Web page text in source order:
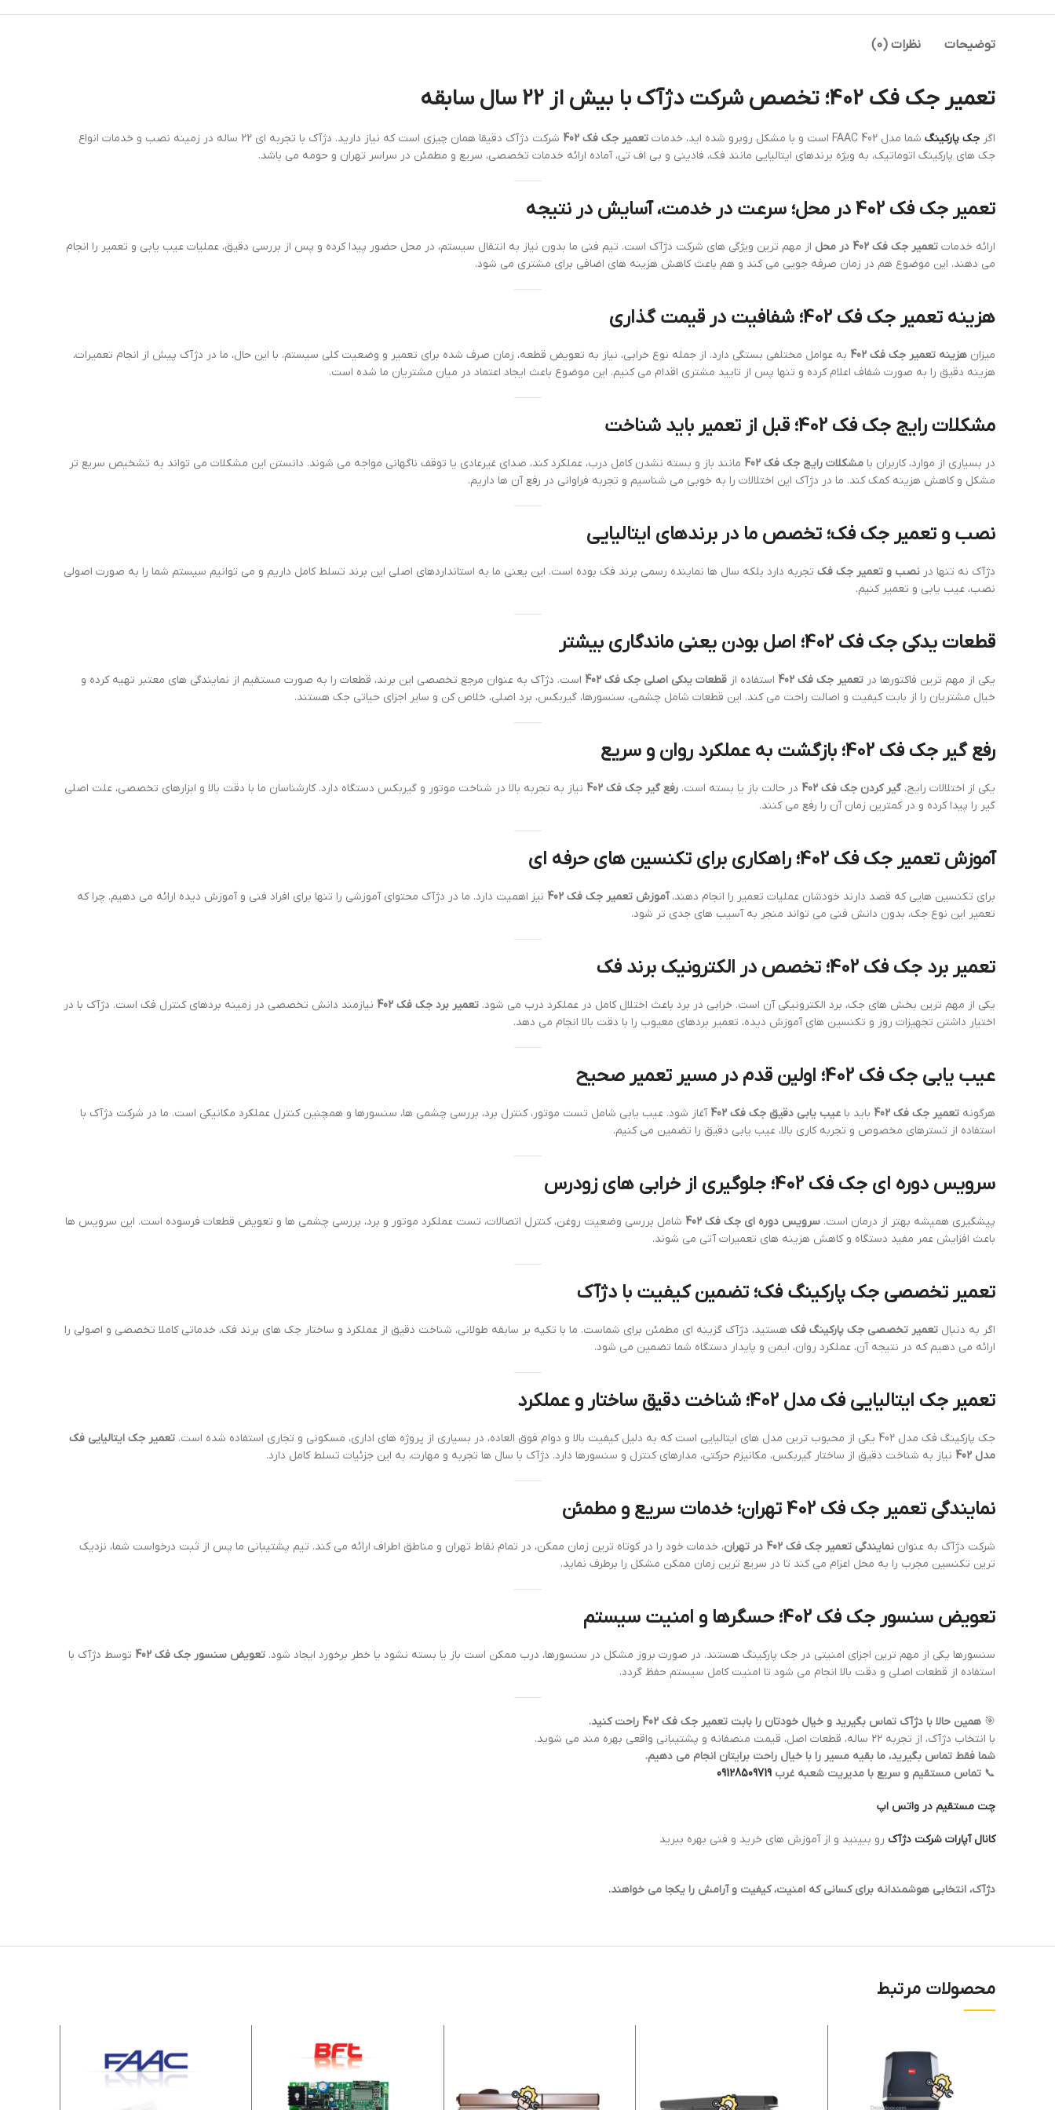
توضیحات نظرات (0)
تعمیر جک فک 402؛ تخصص شرکت دژآک با بیش از 22 سال سابقه
اگر جک پارکینگ شما مدل FAAC 402 است و با مشکل روبرو شده اید، خدمات تعمیر جک فک 402
شرکت دژآک دقیقا همان چیزی است که نیاز دارید. دژآک با تجربه ای 22 ساله در زمینه نصب و خدمات انواع
جک های پارکینگ اتوماتیک، به ویژه برندهای ایتالیایی مانند فک، فادینی و بی اف تی، آماده ارائه خدمات تخصصی، سریع و مطمئن در سراسر تهران و حومه می باشد.
تعمیر جک فک 402 در محل؛ سرعت در خدمت، آسایش در نتیجه
ارائه خدمات تعمیر جک فک 402 در محل
از مهم ترین ویژگی های شرکت دژآک است. تیم فنی ما بدون نیاز به انتقال سیستم، در محل حضور پیدا کرده و پس از بررسی دقیق، عملیات عیب یابی و تعمیر را انجام
می دهند. این موضوع هم در زمان صرفه جویی می کند و هم باعث کاهش هزینه های اضافی برای مشتری می شود.
هزینه تعمیر جک فک 402؛ شفافیت در قیمت گذاری
میزان هزینه تعمیر جک فک 402
به عوامل مختلفی بستگی دارد. از جمله نوع خرابی، نیاز به تعویض قطعه، زمان صرف شده برای تعمیر و وضعیت کلی سیستم. با این حال، ما در دژآک پیش از انجام تعمیرات،
هزینه دقیق را به صورت شفاف اعلام کرده و تنها پس از تایید مشتری اقدام می کنیم. این موضوع باعث ایجاد اعتماد در میان مشتریان ما شده است.
مشکلات رایج جک فک 402؛ قبل از تعمیر باید شناخت
در بسیاری از موارد، کاربران با مشکلات رایج جک فک 402
مانند باز و بسته نشدن کامل درب، عملکرد کند، صدای غیرعادی یا توقف ناگهانی مواجه می شوند. دانستن این مشکلات می تواند به تشخیص سریع تر
مشکل و کاهش هزینه کمک کند. ما در دژآک این اختلالات را به خوبی می شناسیم و تجربه فراوانی در رفع آن ها داریم.
نصب و تعمیر جک فک؛ تخصص ما در برندهای ایتالیایی
دژآک نه تنها در نصب و تعمیر جک فک تجربه دارد بلکه سال ها نماینده رسمی برند فک بوده است. این یعنی ما به استانداردهای اصلی این برند تسلط کامل داریم و می توانیم سیستم شما را به صورت اصولی
نصب، عیب یابی و تعمیر کنیم.
قطعات یدکی جک فک 402؛ اصل بودن یعنی ماندگاری بیشتر
یکی از مهم ترین فاکتورها در تعمیر جک فک 402 استفاده از قطعات یدکی اصلی جک فک 402
است. دژآک به عنوان مرجع تخصصی این برند، قطعات را به صورت مستقیم از نمایندگی های معتبر تهیه کرده و
خیال مشتریان را از بابت کیفیت و اصالت راحت می کند. این قطعات شامل چشمی، سنسورها، گیربکس، برد اصلی، خلاص کن و سایر اجزای حیاتی جک هستند.
رفع گیر جک فک 402؛ بازگشت به عملکرد روان و سریع
یکی از اختلالات رایج، گیر کردن جک فک 402 در حالت باز یا بسته است. رفع گیر جک فک 402
نیاز به تجربه بالا در شناخت موتور و گیربکس دستگاه دارد. کارشناسان ما با دقت بالا و ابزارهای تخصصی، علت اصلی
گیر را پیدا کرده و در کمترین زمان آن را رفع می کنند.
آموزش تعمیر جک فک 402؛ راهکاری برای تکنسین های حرفه ای
برای تکنسین هایی که قصد دارند خودشان عملیات تعمیر را انجام دهند،آموزش تعمیر جک فک 402
نیز اهمیت دارد. ما در دژآک محتوای آموزشی را تنها برای افراد فنی و آموزش دیده ارائه می دهیم. چرا که
تعمیر این نوع جک، بدون دانش فنی می تواند منجر به آسیب های جدی تر شود.
تعمیر برد جک فک 402؛ تخصص در الکترونیک برند فک
یکی از مهم ترین بخش های جک، برد الکترونیکی آن است. خرابی در برد باعث اختلال کامل در عملکرد درب می شود. تعمیر برد جک فک 402
نیازمند دانش تخصصی در زمینه بردهای کنترل فک است. دژآک با در
اختیار داشتن تجهیزات روز و تکنسین های آموزش دیده، تعمیر بردهای معیوب را با دقت بالا انجام می دهد.
عیب یابی جک فک 402؛ اولین قدم در مسیر تعمیر صحیح
هرگونه تعمیر جک فک 402 باید با عیب یابی دقیق جک فک 402
آغاز شود. عیب یابی شامل تست موتور، کنترل برد، بررسی چشمی ها، سنسورها و همچنین کنترل عملکرد مکانیکی است. ما در شرکت دژآک با
استفاده از تسترهای مخصوص و تجربه کاری بالا، عیب یابی دقیق را تضمین می کنیم.
سرویس دوره ای جک فک 402؛ جلوگیری از خرابی های زودرس
پیشگیری همیشه بهتر از درمان است. سرویس دوره ای جک فک 402
شامل بررسی وضعیت روغن، کنترل اتصالات، تست عملکرد موتور و برد، بررسی چشمی ها و تعویض قطعات فرسوده است. این سرویس ها
باعث افزایش عمر مفید دستگاه و کاهش هزینه های تعمیرات آتی می شوند.
تعمیر تخصصی جک پارکینگ فک؛ تضمین کیفیت با دژآک
اگر به دنبال تعمیر تخصصی جک پارکینگ فک هستید، دژآک گزینه ای مطمئن برای شماست. ما با تکیه بر سابقه طولانی، شناخت دقیق از عملکرد و ساختار جک های برند فک، خدماتی کاملا تخصصی و اصولی را
ارائه می دهیم که در نتیجه آن، عملکرد روان، ایمن و پایدار دستگاه شما تضمین می شود.
تعمیر جک ایتالیایی فک مدل 402؛ شناخت دقیق ساختار و عملکرد
جک پارکینگ فک مدل 402 یکی از محبوب ترین مدل های ایتالیایی است که به دلیل کیفیت بالا و دوام فوق العاده، در بسیاری از پروژه های اداری، مسکونی و تجاری استفاده شده است.
تعمیر جک ایتالیایی فک
مدل 402
نیاز به شناخت دقیق از ساختار گیربکس، مکانیزم حرکتی، مدارهای کنترل و سنسورها دارد. دژآک با سال ها تجربه و مهارت، به این جزئیات تسلط کامل دارد.
نمایندگی تعمیر جک فک 402 تهران؛ خدمات سریع و مطمئن
شرکت دژآک به عنوان نمایندگی تعمیر جک فک 402 در تهران
، خدمات خود را در کوتاه ترین زمان ممکن، در تمام نقاط تهران و مناطق اطراف ارائه می کند. تیم پشتیبانی ما پس از ثبت درخواست شما، نزدیک
ترین تکنسین مجرب را به محل اعزام می کند تا در سریع ترین زمان ممکن مشکل را برطرف نماید.
تعویض سنسور جک فک 402؛ حسگرها و امنیت سیستم
سنسورها یکی از مهم ترین اجزای امنیتی در جک پارکینگ هستند. در صورت بروز مشکل در سنسورها، درب ممکن است باز یا بسته نشود یا خطر برخورد ایجاد شود. تعویض سنسور جک فک 402
توسط دژآک با
استفاده از قطعات اصلی و دقت بالا انجام می شود تا امنیت کامل سیستم حفظ گردد.
🎯 همین حالا با دژآک تماس بگیرید و خیال خودتان را بابت تعمیر جک فک 402 راحت کنید.
با انتخاب دژآک، از تجربه 22 ساله، قطعات اصل، قیمت منصفانه و پشتیبانی واقعی بهره مند می شوید.
شما فقط تماس بگیرید، ما بقیه مسیر را با خیال راحت برایتان انجام می دهیم.
📞 تماس مستقیم و سریع با مدیریت شعبه غرب 09128509719
چت مستقیم در واتس اپ
کانال آپارات شرکت دژآک رو ببینید و از آموزش های خرید و فنی بهره ببرید
دژآک، انتخابی هوشمندانه برای کسانی که امنیت، کیفیت و آرامش را یکجا می خواهند.
محصولات مرتبط